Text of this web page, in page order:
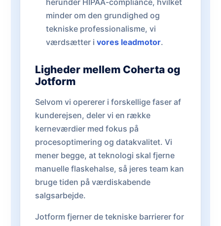
herunder HIPAA-compliance, hvilket
minder om den grundighed og
tekniske professionalisme, vi
værdsætter i vores leadmotor.
Ligheder mellem Coherta og
Jotform
Selvom vi opererer i forskellige faser af
kunderejsen, deler vi en række
kerneværdier med fokus på
procesoptimering og datakvalitet. Vi
mener begge, at teknologi skal fjerne
manuelle flaskehalse, så jeres team kan
bruge tiden på værdiskabende
salgsarbejde.
Jotform fjerner de tekniske barrierer for